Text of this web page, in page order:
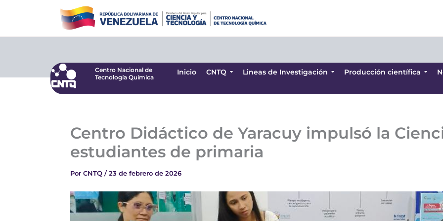
Tecnología Química
CNTQ
Centro Nacional de
Tecnología Química
Inicio CNTQ Lineas de Investigación Producción científica
Centro Didáctico de Yaracuy impulsó la
estudiantes de primaria
Por CNTQ /23 de febrero de 2026